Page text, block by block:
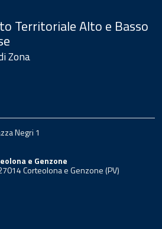
Territoriale Alto e Basso
Zona
Negri 1
e Genzone
Corteolona e Genzone (PV)